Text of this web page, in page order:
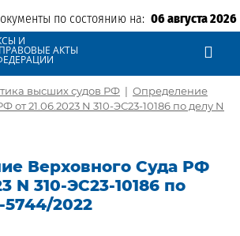
по состоянию на: 06 августа 2026
И
АКТЫ
высших судов РФ | Определение
от 21.06.2023 N 310-ЭС23-10186 по делу N
Верховного Суда РФ
N 310-ЭС23-10186 по
2022